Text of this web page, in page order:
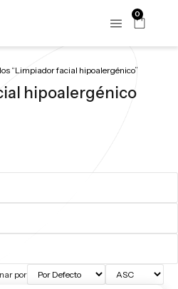
0
“Limpiador facial hipoalergénico​”
hipoalergénico​
por